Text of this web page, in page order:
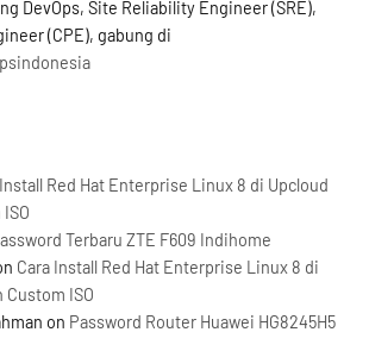
DevOps, Site Reliability Engineer (SRE),
(CPE), gabung di
Red Hat Enterprise Linux 8 di Upcloud
Terbaru ZTE F609 Indihome
Cara Install Red Hat Enterprise Linux 8 di
Custom ISO
on Password Router Huawei HG8245H5